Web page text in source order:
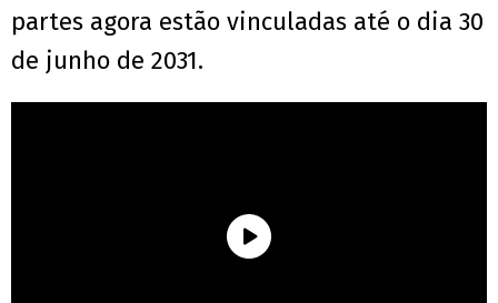
partes agora estão vinculadas até o dia 30
de junho de 2031.